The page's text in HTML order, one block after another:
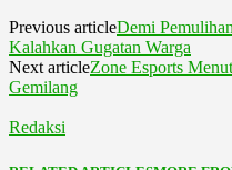
Previous articleDemi
Kalahkan Gugatan Warga
Next articleZone Esports
Gemilang
Redaksi